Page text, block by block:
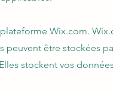
Wix.com.
peuvent être stockées
stockent vos